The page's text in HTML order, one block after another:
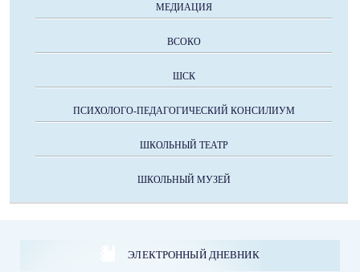
МЕДИАЦИЯ
ВСОКО
ШСК
ПСИХОЛОГО-ПЕДАГОГИЧЕСКИЙ КОНСИЛИУМ
ШКОЛЬНЫЙ ТЕАТР
ШКОЛЬНЫЙ МУЗЕЙ
ЭЛЕКТРОННЫЙ ДНЕВНИК